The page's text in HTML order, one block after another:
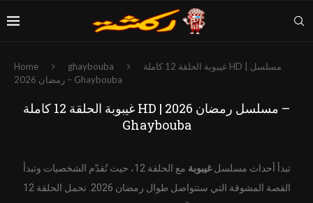
Home ghaybouba
غيبوبة الحلقة 12 كاملة HD | مسلسل
رمضان 2026 – Ghaybouba
غيبوبة الحلقة 12 كاملة HD | مسلسل رمضان 2026 –
Ghaybouba
تبدأ أحداث مسلسلغيبوبة
مع الحلقة 12، حيث تُقدّم الشخصيات وتبدأ
القصة المشوقة التي ستتواصل طوال رمضان 2026. تحمل الحلقة 12